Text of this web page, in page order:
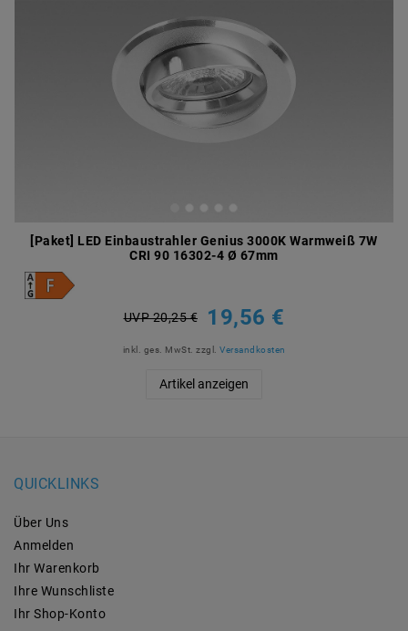
[Paket] LED Einbaustrahler Genius 3000K Warmweiß 7W
CRI 90 16302-4 Ø 67mm
UVP 20,25 € 19,56 €
inkl. ges. MwSt. zzgl. Versandkosten
Artikel anzeigen
QUICKLINKS
Über Uns
Anmelden
Ihr Warenkorb
Ihre Wunschliste
Ihr Shop-Konto